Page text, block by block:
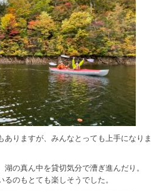
ありますが、みんなとっても上手になりま
の真ん中を貸切気分で漕ぎ進んだり。
のもとても楽しそうでした。